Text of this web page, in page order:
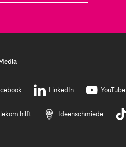
LinkedIn YouTube
hilft Ideenschmiede